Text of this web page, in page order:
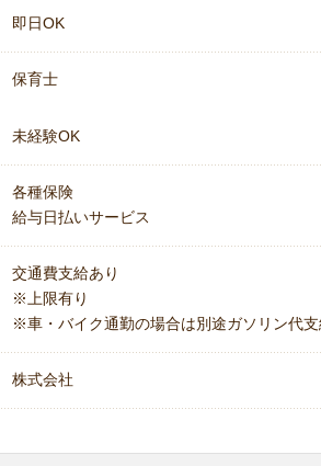
即日OK
保育士
未経験OK
各種保険
給与日払いサービス
交通費支給あり
※上限有り
※車・バイク通勤の場合は別途ガソリン代支
株式会社